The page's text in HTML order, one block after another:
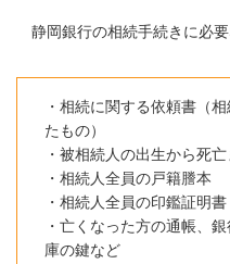
静岡銀行の相続手続きに必要
・相続に関する依頼書（
たもの）
・被相続人の出生から死
・相続人全員の戸籍謄本
・相続人全員の印鑑証明
・亡くなった方の通帳、
庫の鍵など